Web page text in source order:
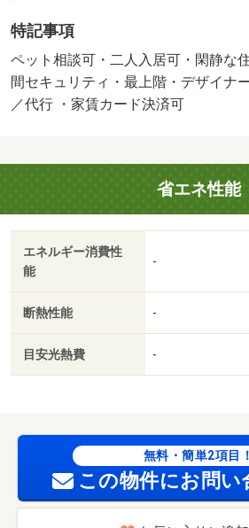
い。・バイク置場：なし・駐輪場：
月/ICロック電池 2750円/ハウスクリ
特記事項
ペット相談可・二人入居可・閑静な
間セキュリティ・最上階・デザイナ
／代行 ・家賃カード決済可
省エネ性能
エネルギー消費性
能
-
断熱性能 -
目安光熱費 -
無料・簡単2項目！
この物件にお問い